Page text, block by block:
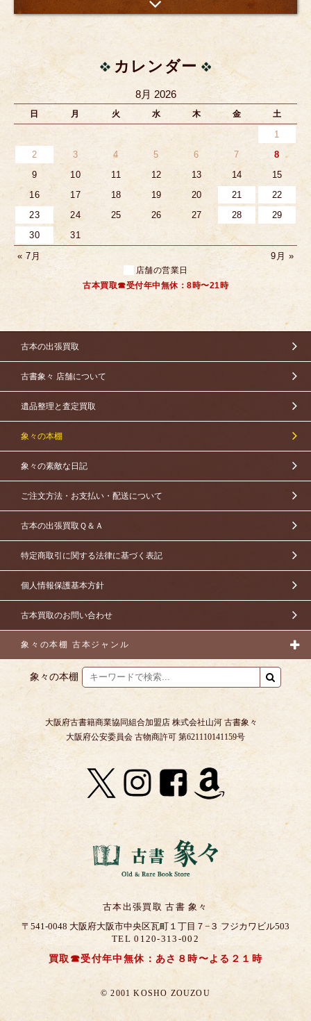
カレンダー
8月 2026
日 月 火 水 木 金 土
1
2
3 4 5 6 7
8
9
10 11 12 13 14
15
16
17 18 19 20 21
22
23
24 25 26 27 28
29
30
31
« 7月
9月 »
店舗の営業日
古本買取☎受付年中無休：8時〜21時
古本の出張買取
古書象々 店舗について
遺品整理と査定買取
象々の本棚
象々の素敵な日記
ご注文方法・お支払い・配送について
古本の出張買取Ｑ＆Ａ
特定商取引に関する法律に基づく表記
個人情報保護基本方針
古本買取のお問い合わせ
象々の本棚 古本ジャンル
象々の本棚
大阪府古書籍商業協同組合加盟店 株式会社山河 古書象々
大阪府公安委員会 古物商許可 第621110141159号
古本出張買取 古書 象々
〒541-0048 大阪府大阪市中央区瓦町１丁目７−３ フジカワビル503
TEL 0120-313-002
買取☎受付年中無休：あさ８時〜よる２１時
© 2001 KOSHO ZOUZOU